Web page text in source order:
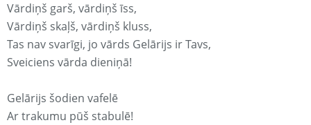
Vārdiņš garš, vārdiņš īss,
Vārdiņš skaļš, vārdiņš kluss,
Tas nav svarīgi, jo vārds Gelārijs ir Tavs,
Sveiciens vārda dieniņā!
Gelārijs šodien vafelē
Ar trakumu pūš stabulē!